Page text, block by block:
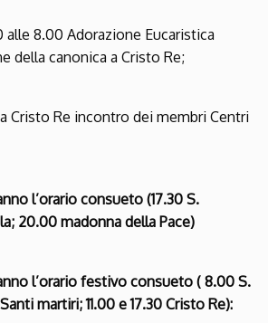
alle 8.00 Adorazione Eucaristica
della canonica a Cristo Re;
a Cristo Re incontro dei membri Centri
l’orario consueto (17.30 S.
20.00 madonna della Pace)
l’orario festivo consueto ( 8.00 S.
martiri; 11.00 e 17.30 Cristo Re):